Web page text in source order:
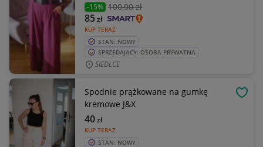
-15% 100,00 zł
KUP TERAZ
85zł
STAN: NOWY
SPRZEDAJĄCY: OSOBA PRYWATNA
SIEDLCE
Spodnie prążkowane na gumkę
kremowe J&X
KUP TERAZ
40zł
STAN: NOWY